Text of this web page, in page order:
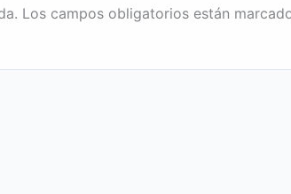
Los campos obligatorios están